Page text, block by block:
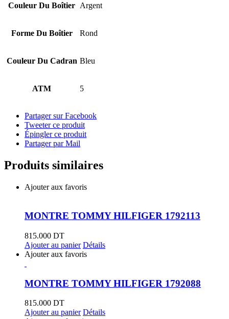
Couleur Du Boîtier Argent
Forme Du Boîtier Rond
Couleur Du Cadran Bleu
ATM 5
Partager sur Facebook
Tweeter ce produit
Épingler ce produit
Partager par Mail
Produits similaires
Ajouter aux favoris
MONTRE TOMMY HILFIGER 1792113
815.000 DT
Ajouter au panier Détails
Ajouter aux favoris
MONTRE TOMMY HILFIGER 1792088
815.000 DT
Ajouter au panier Détails